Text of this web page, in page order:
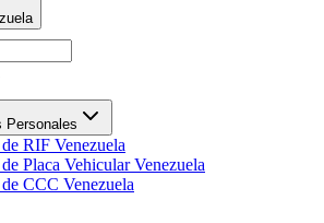
Personales
RIF Venezuela
Placa Vehicular Venezuela
CCC Venezuela